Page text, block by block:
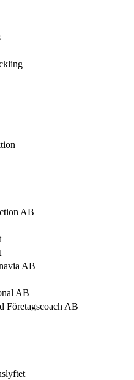
AB
AB
AB
Företagscoach AB